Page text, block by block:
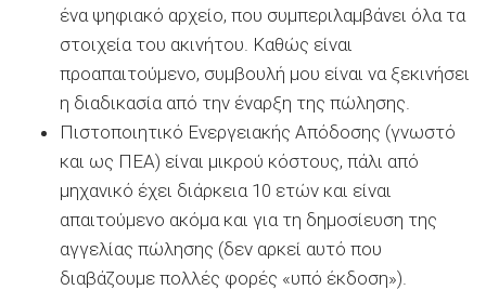
ένα ψηφιακό αρχείο, που συμπεριλαμβάνει όλα τα
στοιχεία του ακινήτου. Καθώς είναι
προαπαιτούμενο, συμβουλή μου είναι να ξεκινήσει
η διαδικασία από την έναρξη της πώλησης.
Πιστοποιητικό Ενεργειακής Απόδοσης (γνωστό
και ως ΠΕΑ) είναι μικρού κόστους, πάλι από
μηχανικό έχει διάρκεια 10 ετών και είναι
απαιτούμενο ακόμα και για τη δημοσίευση της
αγγελίας πώλησης (δεν αρκεί αυτό που
διαβάζουμε πολλές φορές «υπό έκδοση»).